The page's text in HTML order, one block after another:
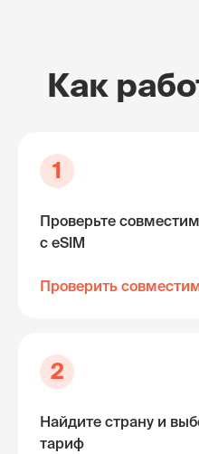
Как
1
Проверьте
с eSIM
Проверить
2
Найдите страну и
тариф